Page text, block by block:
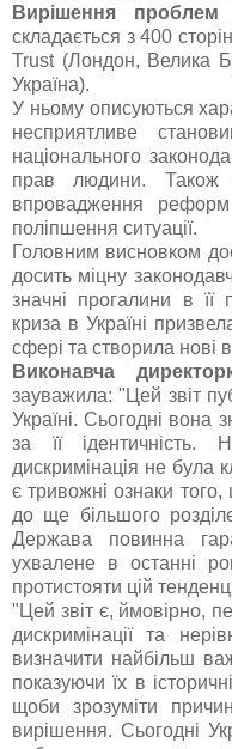
Вирішення проблем
складається з 400
Trust (Лондон, Велика
Україна).
У ньому описуються
несприятливе
національного
прав людини. Також
впровадження реформ
поліпшення ситуації.
Головним висновком
досить міцну
значні прогалини в її
криза в Україні
сфері та створила нові
Виконавча
зауважила: "Цей звіт
Україні. Сьогодні вона
за її ідентичність.
дискримінація не була
є тривожні ознаки
до ще більшого
Держава повинна
ухвалене в останні
протистояти цій
"Цей звіт є, ймовірно,
дискримінації та
визначити найбільш
показуючи їх в
щоби зрозуміти
вирішення. Сьогодні